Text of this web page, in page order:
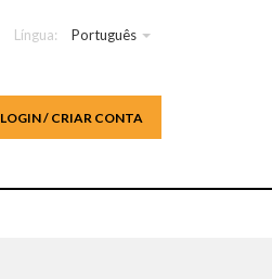
Língua: Português
LOGIN / CRIAR CONTA